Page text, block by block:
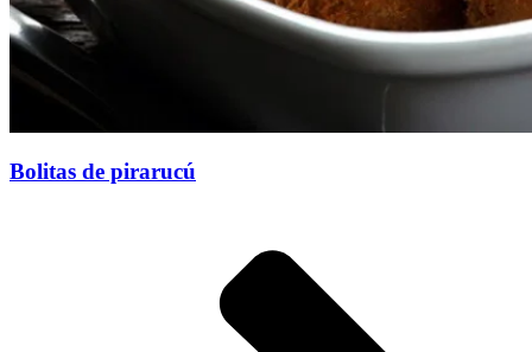
Bolitas de pirarucú